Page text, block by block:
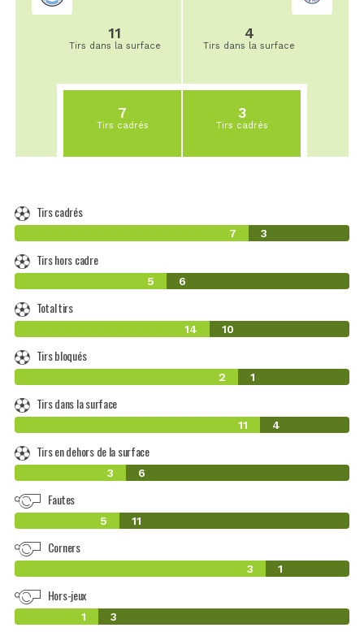
11
Tirs dans la surface
7
Tirs cadrés
4
Tirs dans la surface
3
Tirs cadrés
Tirs cadrés
7 3
Tirs hors cadre
5 6
Total tirs
14 10
Tirs bloqués
2 1
Tirs dans la surface
11 4
Tirs en dehors de la surface
3 6
Fautes
5 11
Corners
3 1
Hors-jeux
1 3